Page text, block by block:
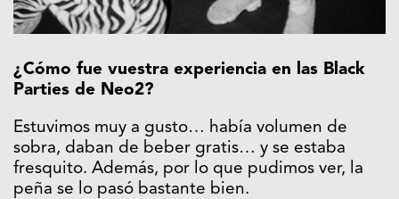
¿Cómo fue vuestra experiencia en las Black
Parties de Neo2?
Estuvimos muy a gusto… había volumen de
sobra, daban de beber gratis… y se estaba
fresquito. Además, por lo que pudimos ver, la
peña se lo pasó bastante bien.